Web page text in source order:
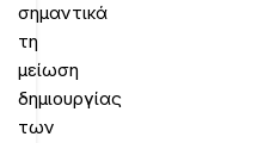
σημαντικά
τη
μείωση
δημιουργίας
των